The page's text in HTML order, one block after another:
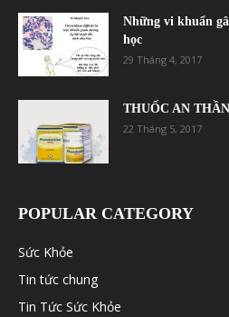
Những vi khuẩn
học
29 Tháng 4, 2017
THUỐC AN
22 Tháng 5, 2017
POPULAR CATEGORY
Sức Khỏe
Tin tức chung
Tin Tức Sức Khỏe